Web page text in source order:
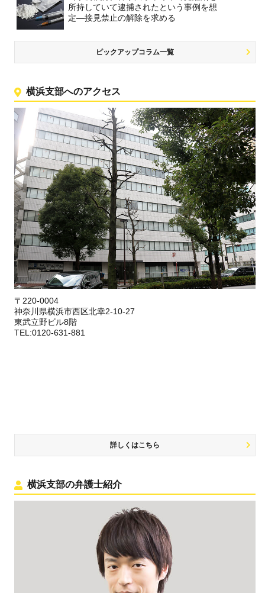
所持していて逮捕されたという事例を想
定―接見禁止の解除を求める
ピックアップコラム一覧
横浜支部へのアクセス
〒220-0004
神奈川県横浜市西区北幸2-10-27
東武立野ビル8階
TEL:0120-631-881
詳しくはこちら
横浜支部の弁護士紹介